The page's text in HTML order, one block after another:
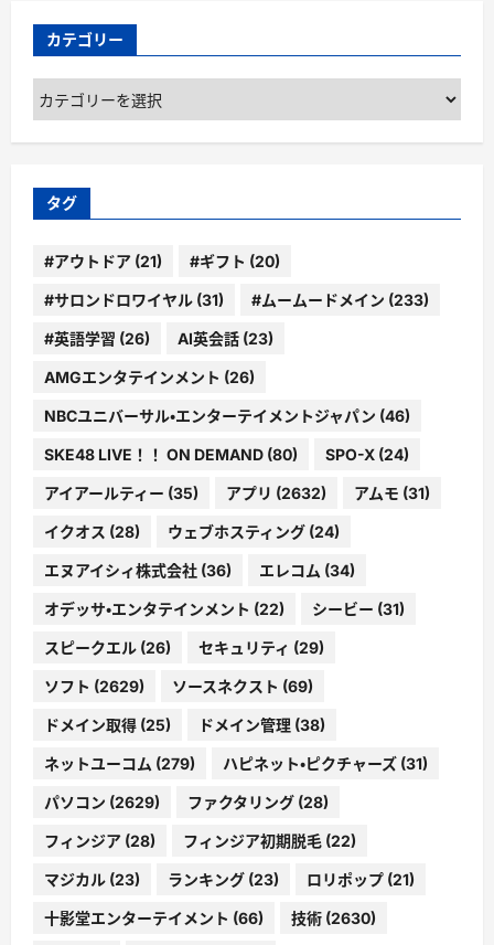
カテゴリー
カ
テ
ゴ
ー
タグ
#アウトドア (21) #ギフト (20)
#サロンドロワイヤル (31) #ムームードメイン (233)
#英語学習 (26) AI英会話 (23)
AMGエンタテインメント (26)
NBCユニバーサル・エンターテイメントジャパン (46)
SKE48 LIVE！！ ON DEMAND (80) SPO-X (24)
アイアールティー (35) アプリ (2632) アムモ (31)
イクオス (28) ウェブホスティング (24)
エヌアイシィ株式会社 (36) エレコム (34)
オデッサ・エンタテインメント (22) シービー (31)
スピークエル (26) セキュリティ (29)
ソフト (2629) ソースネクスト (69)
ドメイン取得 (25) ドメイン管理 (38)
ネットユーコム (279) ハピネット・ピクチャーズ (31)
パソコン (2629) ファクタリング (28)
フィンジア (28) フィンジア初期脱毛 (22)
マジカル (23) ランキング (23) ロリポップ (21)
十影堂エンターテイメント (66) 技術 (2630)